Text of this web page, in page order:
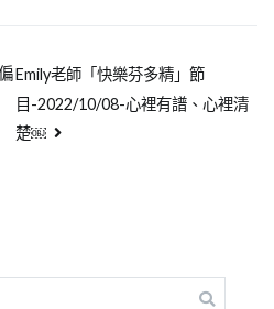
Emily老師「快樂芬多精」節
目-2022/10/08-心裡有譜、心裡清
楚￼